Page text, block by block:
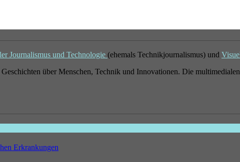
Journalismus und Technologie (ehemals Technikjournalismus) und
Geschichten über Menschen, Technik und Innovationen. Die
Erkrankungen